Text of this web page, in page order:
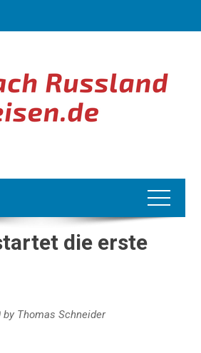
die erste
by Thomas Schneider